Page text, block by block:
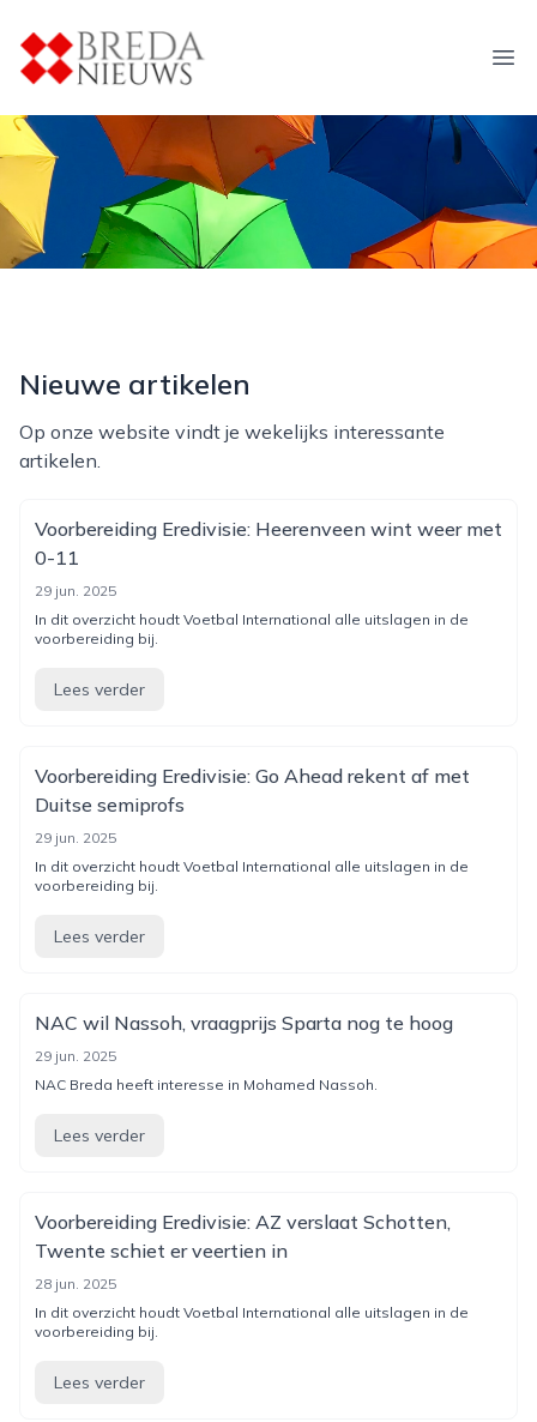
breda-nieuws.nl
Nieuwe artikelen
Op onze website vindt je wekelijks interessante
artikelen.
Voorbereiding Eredivisie: Heerenveen wint weer met
0-11
29 jun. 2025
In dit overzicht houdt Voetbal International alle uitslagen in de
voorbereiding bij.
Lees verder
Voorbereiding Eredivisie: Go Ahead rekent af met
Duitse semiprofs
29 jun. 2025
In dit overzicht houdt Voetbal International alle uitslagen in de
voorbereiding bij.
Lees verder
NAC wil Nassoh, vraagprijs Sparta nog te hoog
29 jun. 2025
NAC Breda heeft interesse in Mohamed Nassoh.
Lees verder
Voorbereiding Eredivisie: AZ verslaat Schotten,
Twente schiet er veertien in
28 jun. 2025
In dit overzicht houdt Voetbal International alle uitslagen in de
voorbereiding bij.
Lees verder